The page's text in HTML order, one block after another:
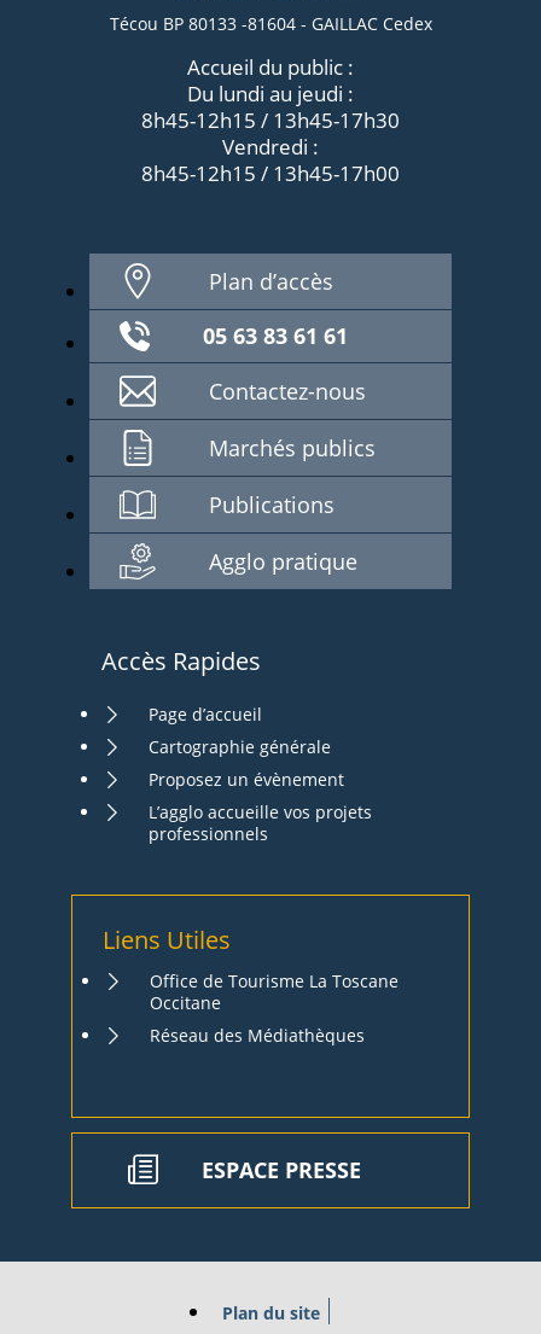
Técou BP 80133 -81604 - GAILLAC Cedex
Accueil du public :
Du lundi au jeudi :
8h45-12h15 / 13h45-17h30
Vendredi :
8h45-12h15 / 13h45-17h00
Plan d’accès
05 63 83 61 61
Contactez-nous
Marchés publics
Publications
Agglo pratique
Accès Rapides
Page d’accueil
Cartographie générale
Proposez un évènement
L’agglo accueille vos projets
professionnels
Liens Utiles
Office de Tourisme La Toscane
Occitane
Réseau des Médiathèques
ESPACE PRESSE
Plan du site